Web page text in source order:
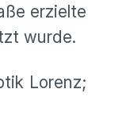
erzielte
wurde.
Lorenz;